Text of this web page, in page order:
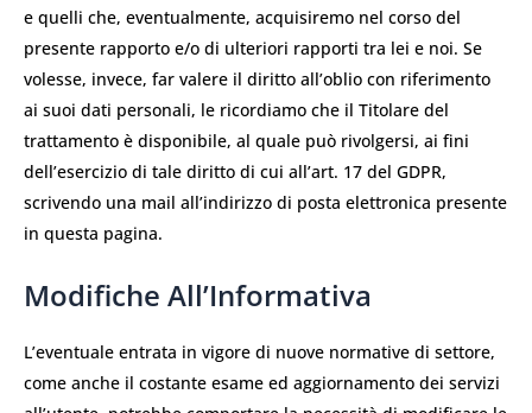
e quelli che, eventualmente, acquisiremo nel corso del
presente rapporto e/o di ulteriori rapporti tra lei e noi. Se
volesse, invece, far valere il diritto all’oblio con riferimento
ai suoi dati personali, le ricordiamo che il Titolare del
trattamento è disponibile, al quale può rivolgersi, ai fini
dell’esercizio di tale diritto di cui all’art. 17 del GDPR,
scrivendo una mail all’indirizzo di posta elettronica presente
in questa pagina.
Modifiche All’Informativa
L’eventuale entrata in vigore di nuove normative di settore,
come anche il costante esame ed aggiornamento dei servizi